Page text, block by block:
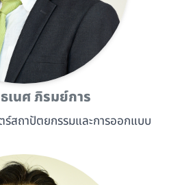
เนศ ภิรมย์การ
ร์สถาปัตยกรรมและการออกแบบ